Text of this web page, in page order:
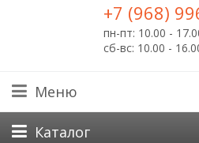
+7 (968)
пн-пт: 10.00 -
сб-вс: 10.00 -
Меню
Каталог